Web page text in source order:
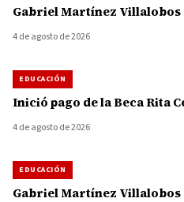
Gabriel Martínez
4 de agosto de 2026
EDUCACIÓN
Inició pago de la Beca Rita
4 de agosto de 2026
EDUCACIÓN
Gabriel Martínez Villalobos